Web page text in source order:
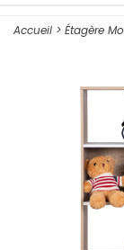
Accueil > Étagère